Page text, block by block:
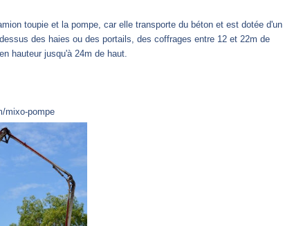
toupie et la pompe, car elle transporte du béton et est dotée d'un
des haies ou des portails, des coffrages entre 12 et 22m de
hauteur jusqu'à 24m de haut.
mixo-pompe